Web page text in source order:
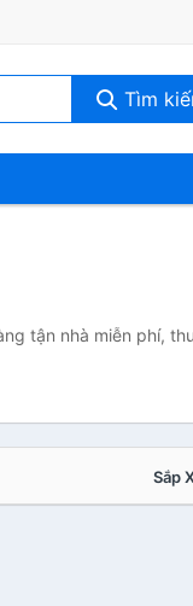
Tìm
tận nhà miễn phí,
Sắp